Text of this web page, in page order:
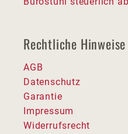
Rechtliche Hinweise
AGB
Datenschutz
Garantie
Impressum
Widerrufsrecht